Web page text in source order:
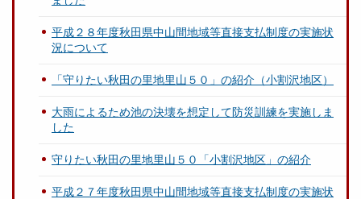
平成２８年度秋田県中山間地域等直接支払制度の実施状
況について
「守りたい秋田の里地里山５０」の紹介（小割沢地区）
大雨によるため池の決壊を想定して防災訓練を実施しま
した
守りたい秋田の里地里山５０「小割沢地区」の紹介
平成２７年度秋田県中山間地域等直接支払制度の実施状